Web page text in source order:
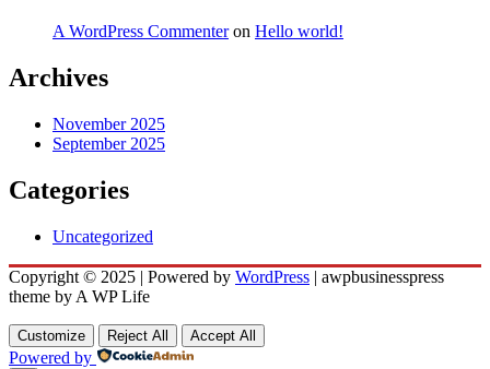
A WordPress Commenteron Hello world!
Archives
November 2025
September 2025
Categories
Uncategorized
Copyright © 2025 | Powered by WordPress | awpbusinesspress
theme by A WP Life
Customize Reject All Accept All
Powered by